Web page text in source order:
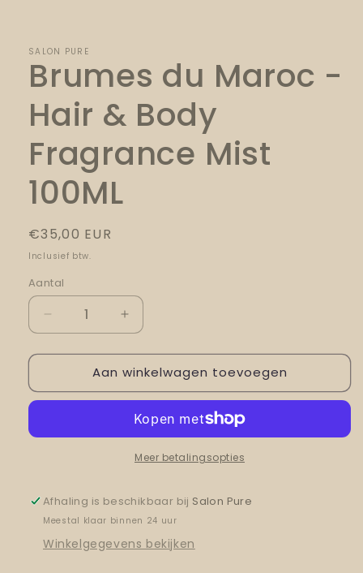
SALON PURE
Brumes du Maroc -
Hair & Body
Fragrance Mist
100ML
Normale
prijs
€35,00 EUR
Inclusief btw.
Aantal
Aantal
verlagen
voor
Brumes
du
Hair
Mist
100ML
Aantal
verhogen
voor
Brumes
du
Hair
&amp;
Mist
100ML
Aan winkelwagen toevoegen
Meer betalingsopties
Afhaling is beschikbaar bij Salon Pure
Meestal klaar binnen 24 uur
Winkelgegevens bekijken